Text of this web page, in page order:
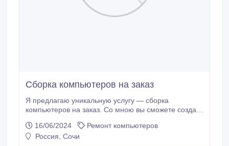
Сборка компьютеров на заказ
Я предлагаю уникальную услугу — сборка
компьютеров на заказ. Со мною вы сможете создать
соответствовать вашим потребностям и бюджету.
Преимущества услуги: индивидуальный подход к
16/06/2024
Ремонт компьютеров
Россия, Сочи